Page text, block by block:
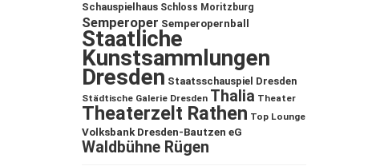
Schauspielhaus Schloss Moritzburg
Semperoper Semperopernball
Staatliche
Kunstsammlungen
Dresden Staatsschauspiel Dresden
Städtische Galerie Dresden Thalia Theater
Theaterzelt Rathen Top Lounge
Volksbank Dresden-Bautzen eG
Waldbühne Rügen